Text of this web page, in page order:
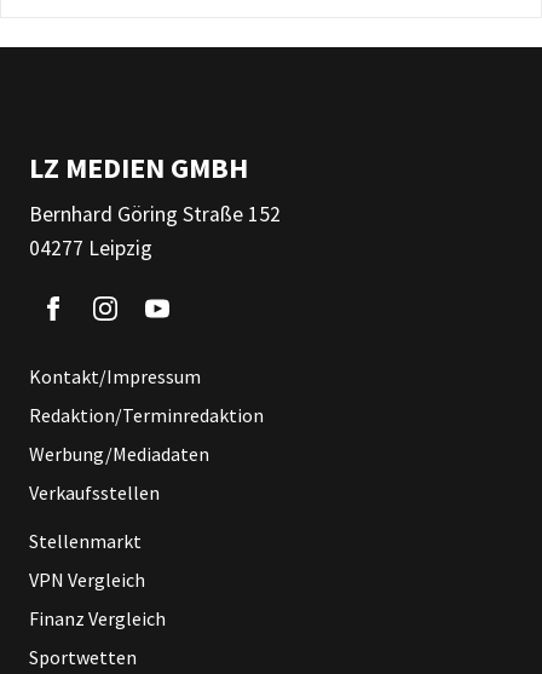
LZ MEDIEN GMBH
Bernhard Göring Straße 152
04277 Leipzig
Kontakt/Impressum
Redaktion/Terminredaktion
Werbung/Mediadaten
Verkaufsstellen
Stellenmarkt
VPN Vergleich
Finanz Vergleich
Sportwetten